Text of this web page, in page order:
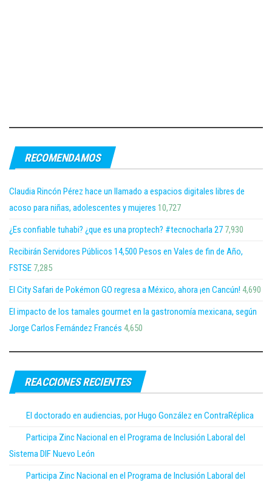
RECOMENDAMOS
Claudia Rincón Pérez hace un llamado a espacios digitales libres de
acoso para niñas, adolescentes y mujeres 10,727
¿Es confiable tuhabi? ¿que es una proptech? #tecnocharla 27 7,930
Recibirán Servidores Públicos 14,500 Pesos en Vales de fin de Año,
FSTSE 7,285
El City Safari de Pokémon GO regresa a México, ahora ¡en Cancún! 4,690
El impacto de los tamales gourmet en la gastronomía mexicana, según
Jorge Carlos Fernández Francés 4,650
REACCIONES RECIENTES
El doctorado en audiencias, por Hugo González en ContraRéplica
Participa Zinc Nacional en el Programa de Inclusión Laboral del
Sistema DIF Nuevo León
Participa Zinc Nacional en el Programa de Inclusión Laboral del